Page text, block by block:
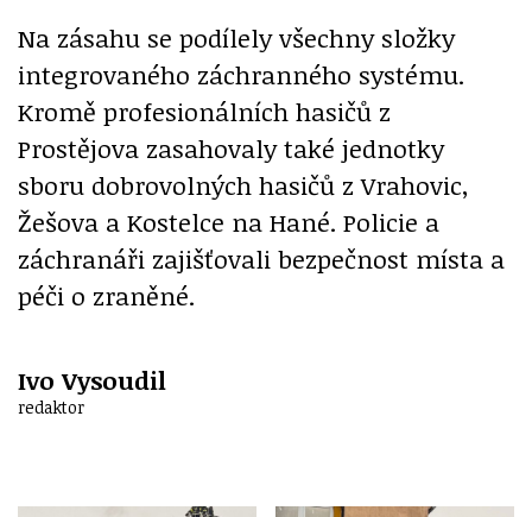
Na zásahu se podílely všechny složky
integrovaného záchranného systému.
Kromě profesionálních hasičů z
Prostějova zasahovaly také jednotky
sboru dobrovolných hasičů z Vrahovic,
Žešova a Kostelce na Hané. Policie a
záchranáři zajišťovali bezpečnost místa a
péči o zraněné.
Ivo Vysoudil
redaktor